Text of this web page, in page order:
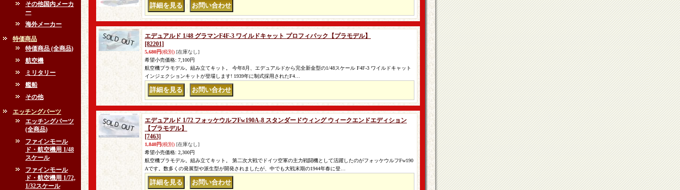
その他国内メーカ
ー
海外メーカー
特価商品
特価商品 (全商品)
航空機
ミリタリー
艦船
その他
エッチングパーツ
エッチングパーツ
(全商品)
ファインモール
ド・航空機用 1/48
スケール
ファインモール
ド・航空機用 1/72,
1/32スケール
エデュアルド 1/48 グラマンF4F-3 ワイルドキャット プロフィパック【プラモデル】
[82201]
5,680円(税別) [在庫なし]
希望小売価格: 7,100円
航空機プラモデル。組み立てキット。 今年8月、エデュアルドから完全新金型の1/48スケール F4F-3 ワイルドキャット
インジェクションキットが登場します! 1939年に制式採用されたF4…
エデュアルド 1/72 フォッケウルフFw190A-8 スタンダードウィング ウィークエンドエディション
【プラモデル】
[7463]
1,840円(税別) [在庫なし]
希望小売価格: 2,300円
航空機プラモデル。組み立てキット。 第二次大戦でドイツ空軍の主力戦闘機として活躍したのがフォッケウルフFw190
Aです。数多くの発展型や派生型が開発されましたが、中でも大戦末期の1944年春に登…